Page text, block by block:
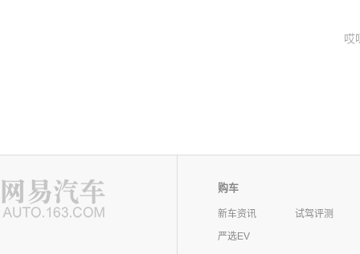
哎
购车
新车资讯
试驾评测
严选EV